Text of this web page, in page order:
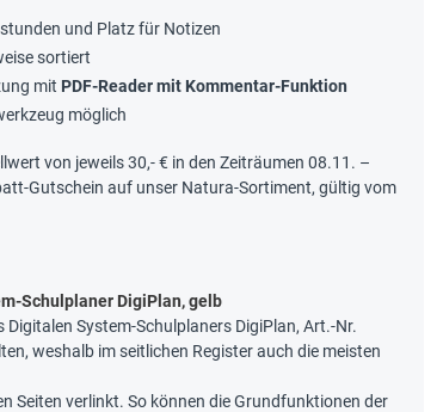
und Platz für Notizen
sortiert
mit PDF-Reader mit Kommentar-Funktion
möglich
von jeweils 30,- € in den Zeiträumen 08.11. –
Gutschein auf unser Natura-Sortiment, gültig vom
Schulplaner DigiPlan, gelb
Digitalen System-Schulplaners DigiPlan, Art.-Nr.
weshalb im seitlichen Register auch die meisten
Seiten verlinkt. So können die Grundfunktionen der